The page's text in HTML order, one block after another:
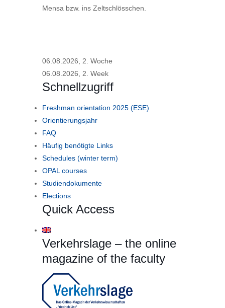
Mensa bzw. ins Zeltschlösschen.
06.08.2026, 2. Woche
06.08.2026, 2. Week
Schnellzugriff
Freshman orientation 2025 (ESE)
Orientierungsjahr
FAQ
Häufig benötigte Links
Schedules (winter term)
OPAL courses
Studiendokumente
Elections
Quick Access
Verkehrslage – the online
magazine of the faculty